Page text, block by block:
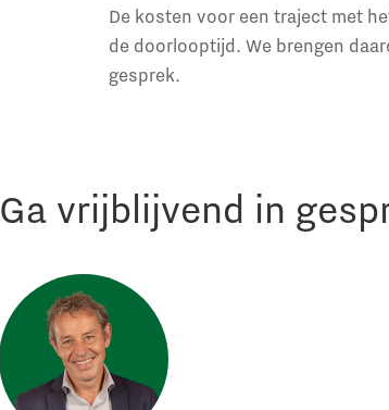
De kosten voor een traject met
de doorlooptijd. We brengen
gesprek.
Ga vrijblijvend in